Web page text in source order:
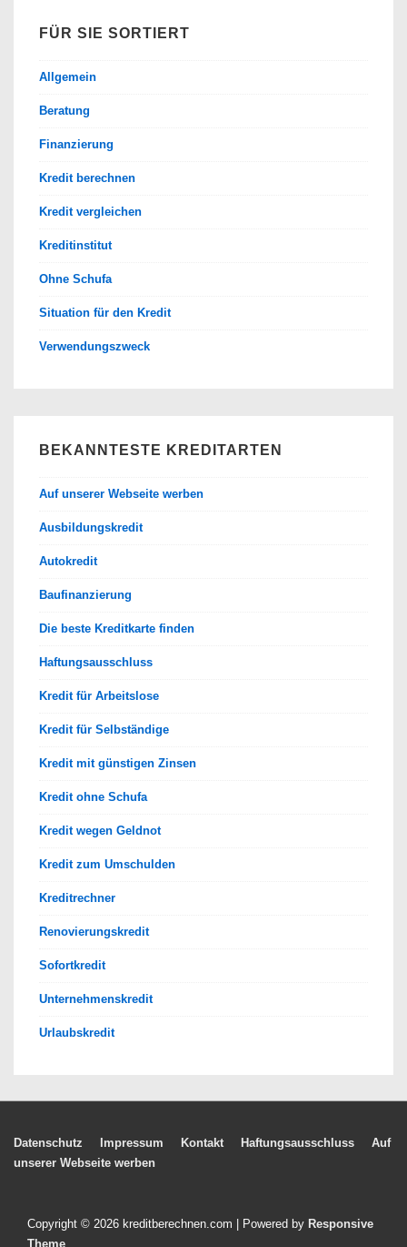
FÜR SIE SORTIERT
Allgemein
Beratung
Finanzierung
Kredit berechnen
Kredit vergleichen
Kreditinstitut
Ohne Schufa
Situation für den Kredit
Verwendungszweck
BEKANNTESTE KREDITARTEN
Auf unserer Webseite werben
Ausbildungskredit
Autokredit
Baufinanzierung
Die beste Kreditkarte finden
Haftungsausschluss
Kredit für Arbeitslose
Kredit für Selbständige
Kredit mit günstigen Zinsen
Kredit ohne Schufa
Kredit wegen Geldnot
Kredit zum Umschulden
Kreditrechner
Renovierungskredit
Sofortkredit
Unternehmenskredit
Urlaubskredit
Footer-
Datenschutz Impressum Kontakt Haftungsausschluss
Auf
unserer Webseite werben
Copyright © 2026 kreditberechnen.com | Powered by Responsive
Theme